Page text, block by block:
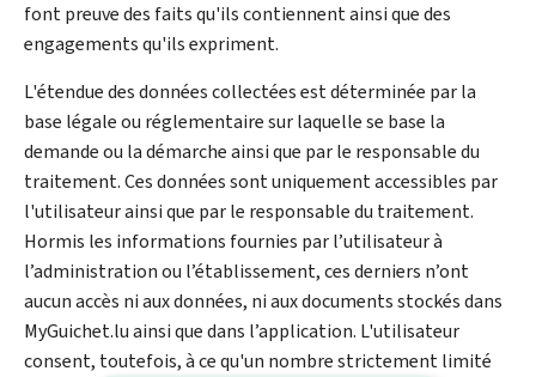
font preuve des faits qu'ils contiennent ainsi que des
engagements qu'ils expriment.
L'étendue des données collectées est déterminée par la
base légale ou réglementaire sur laquelle se base la
demande ou la démarche ainsi que par le responsable du
traitement. Ces données sont uniquement accessibles par
l'utilisateur ainsi que par le responsable du traitement.
Hormis les informations fournies par l’utilisateur à
l’administration ou l’établissement, ces derniers n’ont
aucun accès ni aux données, ni aux documents stockés dans
MyGuichet.lu ainsi que dans l’application. L'utilisateur
consent, toutefois, à ce qu'un nombre strictement limité